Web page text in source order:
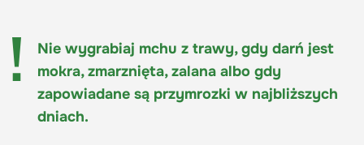
Nie wygrabiaj mchu z trawy, gdy darń jest
mokra, zmarznięta, zalana albo gdy
zapowiadane są przymrozki w najbliższych
dniach.